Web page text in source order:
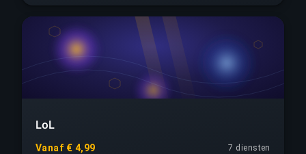
LoL
Vanaf € 4,99
7 diensten